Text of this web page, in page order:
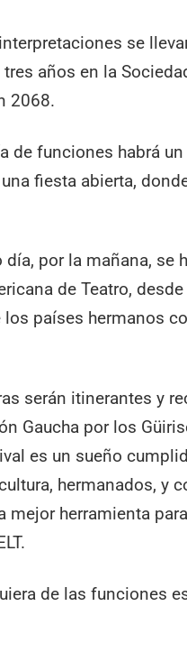
se
años en la
2068.
de funciones habrá
fiesta abierta,
por la mañana, se
de Teatro,
países hermanos
serán itinerantes y
Gaucha por los
es un sueño
hermanados, y
mejor herramienta
de las funciones